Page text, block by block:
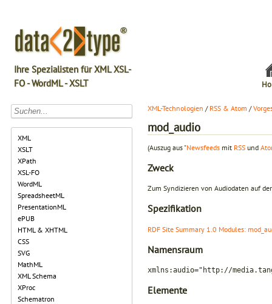
Ihre Spezialisten für XML XSL-
FO - WordML - XSLT
XML
XSLT
XPath
XSL-FO
WordML
SpreadsheetML
PresentationML
ePUB
HTML & XHTML
CSS
SVG
MathML
XML Schema
XProc
Schematron
XML-Technologien / RSS & Atom /
mod_audio
(Auszug aus "Newsfeeds mit RSS und
Zweck
Zum Syndizieren von Audiodaten auf
Spezifikation
RDF Site Summary 1.0 Modules:
Namensraum
xmlns:audio="http://
Elemente